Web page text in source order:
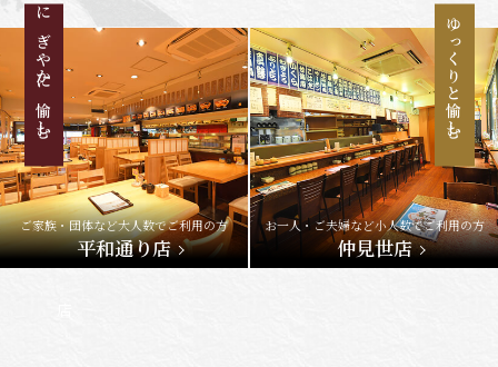
ご家族・団体など大人数でご利用の方
平和通り店
にぎやかに愉しむ
お一人・ご夫婦など小人数でご利用の方
仲見世店
ゆっくりと愉しむ